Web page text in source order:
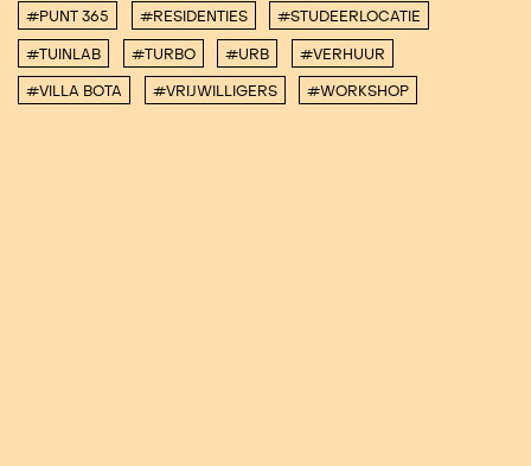
#PUNT 365 #RESIDENTIES #STUDEERLOCATIE
#TUINLAB #TURBO #URB #VERHUUR
#VILLA BOTA #VRIJWILLIGERS #WORKSHOP